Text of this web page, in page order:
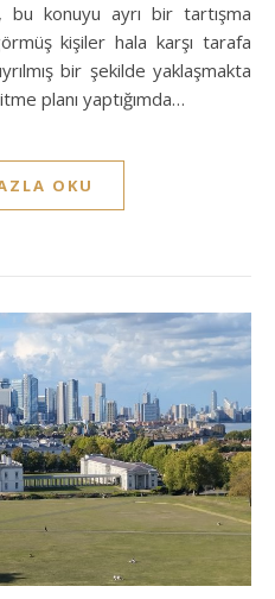
konuyu ayrı bir tartışma
kişiler hala karşı tarafa
bir şekilde yaklaşmakta
planı yaptığımda…
OKU